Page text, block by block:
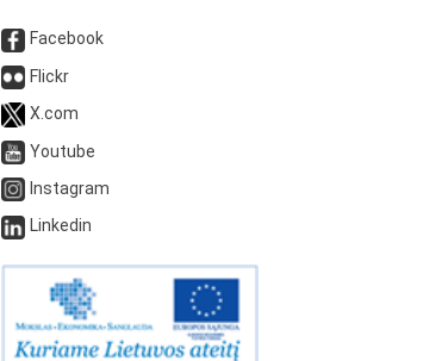
Facebook
Flickr
X.com
Youtube
Instagram
Linkedin